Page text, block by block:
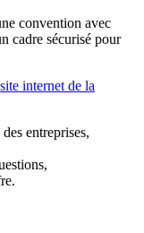
convention avec
cadre sécurisé pour
site internet de la
entreprises,